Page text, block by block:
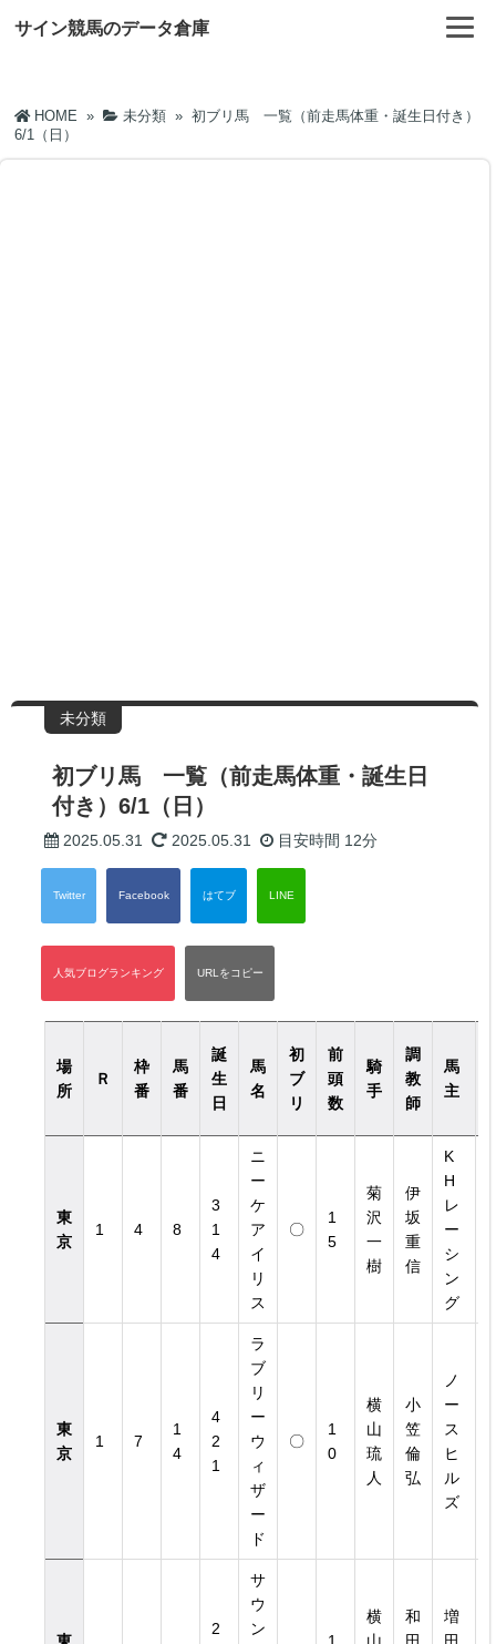
サイン競馬のデータ倉庫
HOME » 未分類 » 初ブリ馬 一覧（前走馬体重・誕生日付き）
6/1（日）
未分類
初ブリ馬 一覧（前走馬体重・誕生日
付き）6/1（日）
2025.05.31 2025.05.31 目安時間 12分
場
所
Ｒ
枠
番
馬
番
誕
生
日
馬
名
初
ブ
リ
前
頭
数
騎
手
調
教
師
馬
主
東
京
1 4 8
3
1
4
ニ
ー
ケ
ア
イ
リ
ス
〇
1
5
菊
沢
一
樹
伊
坂
重
信
K
H
レ
ー
シ
ン
グ
東
京
1 7
1
4
4
2
1
ラ
ブ
リ
ー
ウ
ィ
ザ
ー
ド
〇
1
0
横
山
琉
人
小
笠
倫
弘
ノ
ー
ス
ヒ
ル
ズ
2
サ
ウ
ン
横
和
増